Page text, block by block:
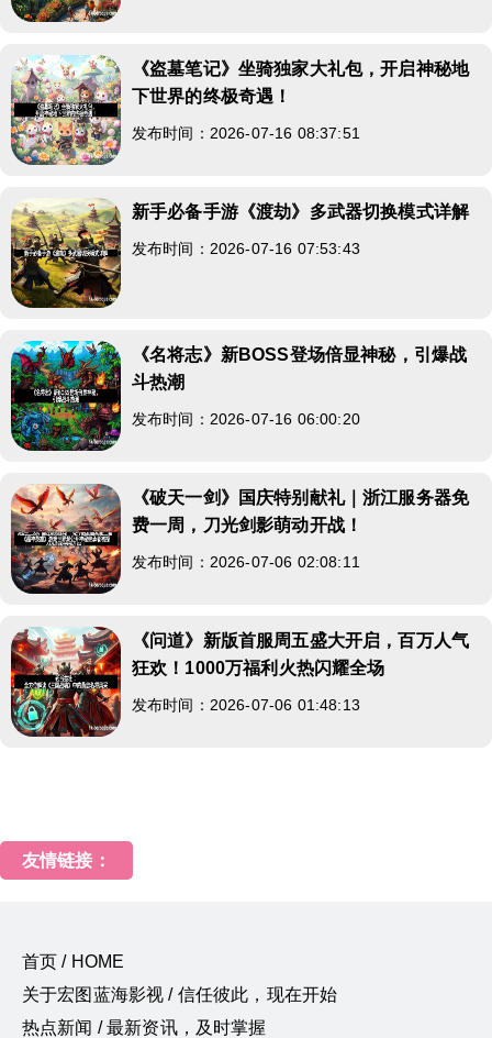
《盗墓笔记》坐骑独家大礼包，开启神秘地
下世界的终极奇遇！
发布时间：2026-07-16 08:37:51
新手必备手游《渡劫》多武器切换模式详解
发布时间：2026-07-16 07:53:43
《名将志》新BOSS登场倍显神秘，引爆战
斗热潮
发布时间：2026-07-16 06:00:20
《破天一剑》国庆特别献礼｜浙江服务器免
费一周，刀光剑影萌动开战！
发布时间：2026-07-06 02:08:11
《问道》新版首服周五盛大开启，百万人气
狂欢！1000万福利火热闪耀全场
发布时间：2026-07-06 01:48:13
友情链接：
首页 / HOME
关于宏图蓝海影视 / 信任彼此，现在开始
热点新闻 / 最新资讯，及时掌握